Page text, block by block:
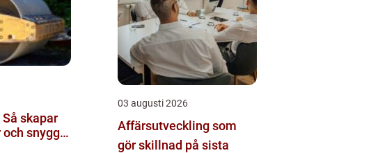
skapar
snygg
03 augusti 2026
Affärsutveckling som
gör skillnad på sista